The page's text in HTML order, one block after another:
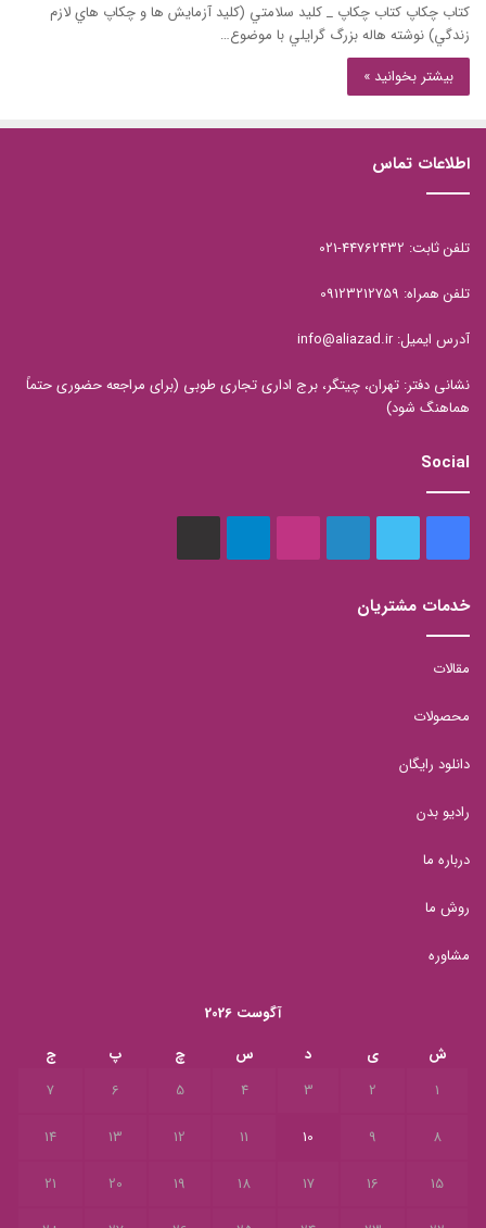
کتاب چکاپ كتاب چکاپ _ كليد سلامتي (كليد آزمايش ها و چكاپ هاي لازم
زندگي) نوشته هاله بزرگ گرايلي با موضوع…
بیشتر بخوانید »
اطلاعات تماس
تلفن ثابت: 44762432-021
تلفن همراه: 09123212759
آدرس ایمیل: info@aliazad.ir
نشانی دفتر: تهران، چیتگر، برج اداری تجاری طوبی (برای مراجعه حضوری حتماً
هماهنگ شود)
Social
خدمات مشتریان
مقالات
محصولات
دانلود رایگان
رادیو بدن
درباره ما
روش ما
مشاوره
آگوست 2026
ش
ی د س چ پ
ج
1
2
3
4
5
6
7
8
9
10
11
12
13
14
15
16
17
18
19
20
21